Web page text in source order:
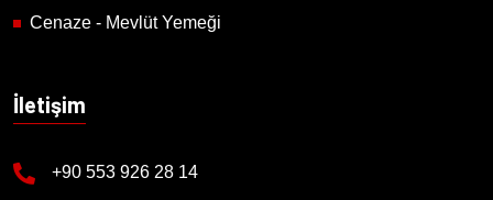
Cenaze - Mevlüt Yemeği
İletişim
+90 553 926 28 14